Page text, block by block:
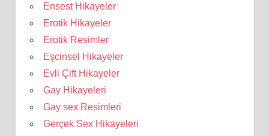
Ensest Hikayeler
Erotik Hikayeler
Erotik Resimler
Eşcinsel Hikayeler
Evli Çift Hikayeler
Gay Hikayeleri
Gay sex Resimleri
Gerçek Sex Hikayeleri